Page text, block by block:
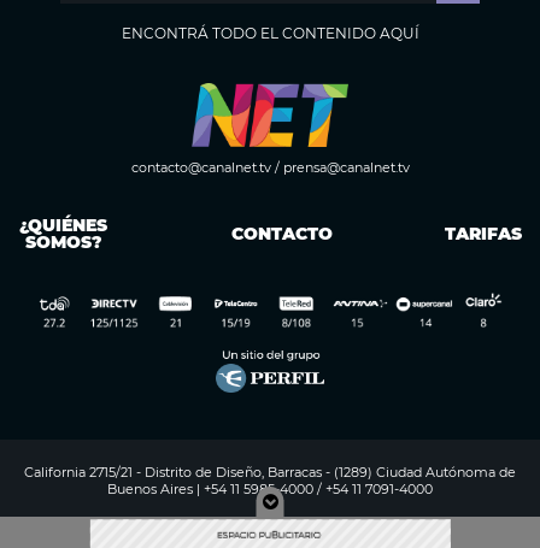
ENCONTRÁ TODO EL CONTENIDO AQUÍ
contacto@canalnet.tv/ prensa@canalnet.tv
¿QUIÉNES
SOMOS? CONTACTO TARIFAS
California 2715/21 - Distrito de Diseño, Barracas - (1289) Ciudad Autónoma de
Buenos Aires | +54 11 5985-4000 / +54 11 7091-4000
Digitalproserver